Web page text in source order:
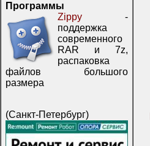
Программы
Zippy -
поддержка
современного
RAR и 7z,
распаковка
файлов большого
размера
(Санкт-Петербург)